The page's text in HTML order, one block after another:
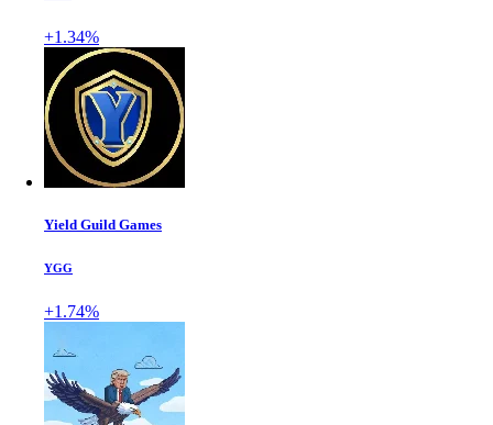
+1.34%
Yield Guild Games
YGG
+1.74%